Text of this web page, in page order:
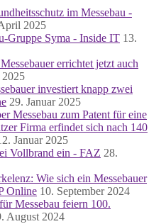
im Messebau -
2025
Gruppe Syma - Inside IT 13.
errichtet jetzt auch
2025
investiert knapp zwei
29. Januar 2025
Messebau zum Patent für eine
Firma erfindet sich nach 140
Januar 2025
Vollbrand ein - FAZ 28.
Wie sich ein Messebauer
Online 10. September 2024
Messebau feiern 100.
August 2024